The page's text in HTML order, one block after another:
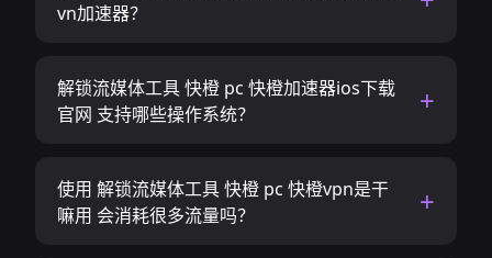
vn加速器？
解锁流媒体工具 快橙 pc 快橙加速器ios下载
官网 支持哪些操作系统？
使用 解锁流媒体工具 快橙 pc 快橙vpn是干
嘛用 会消耗很多流量吗？